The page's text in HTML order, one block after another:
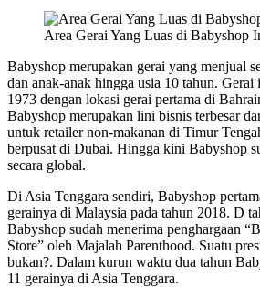
Area Gerai Yang Luas di Babyshop
Babyshop merupakan gerai yang menjual
dan anak-anak hingga usia 10 tahun.
1973 dengan lokasi gerai pertama di
Babyshop merupakan lini bisnis terbesar
untuk retailer non-makanan di Timur
berpusat di Dubai. Hingga kini Babyshop
secara global.
Di Asia Tenggara sendiri, Babyshop
gerainya di Malaysia pada tahun 2018. D
Babyshop sudah menerima penghargaan
Store” oleh Majalah Parenthood. Suatu
bukan?. Dalam kurun waktu dua tahun
11 gerainya di Asia Tenggara.